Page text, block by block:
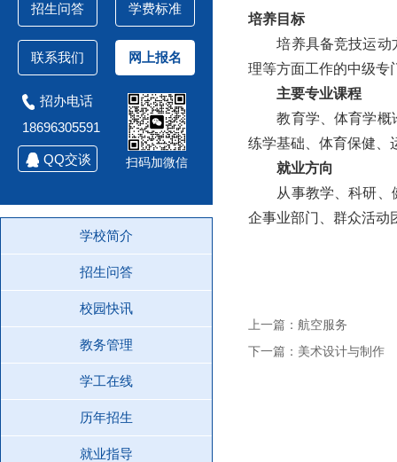
招生问答 学费标准
联系我们 网上报名
招办电话
18696305591
QQ交谈 扫码加微信
学校简介
招生问答
校园快讯
教务管理
学工在线
历年招生
就业指导
培养目标
培养具备竞技运动方
理等方面工作的中级专
主要专业课程
教育学、体育学概论
练学基础、体育保健、
就业方向
从事教学、科研、健
企事业部门、群众活动
上一篇：航空服务
下一篇：美术设计与制作